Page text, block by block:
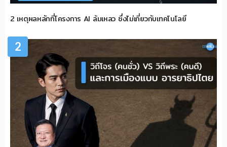
2 เหตุผลหลักที่โครงการ AI ล้มเหลว ซึ่งไม่เกี่ยวกับเทคโนโลยี
2